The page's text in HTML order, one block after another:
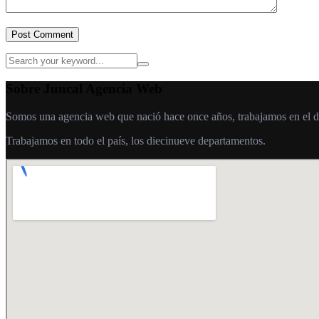
Post Comment
Somos una agencia web que nació hace once años, trabajamos en
Trabajamos en todo el país, los diecinueve departamentos.